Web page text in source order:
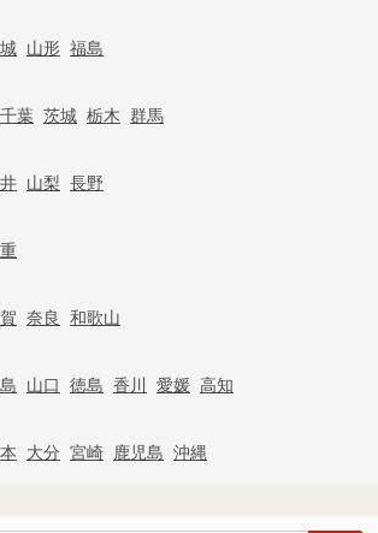
山形 福島
千葉 茨城 栃木 群馬
山梨 長野
奈良 和歌山
山口 徳島 香川 愛媛 高知
大分 宮崎 鹿児島 沖縄